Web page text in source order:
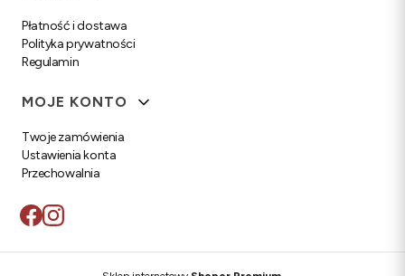
Płatność i dostawa
Polityka prywatności
Regulamin
MOJE KONTO
Twoje zamówienia
Ustawienia konta
Przechowalnia